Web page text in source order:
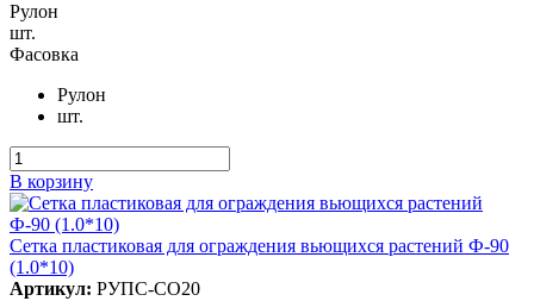
Рулон
шт.
Фасовка
Рулон
шт.
В корзину
Сетка пластиковая для ограждения вьющихся растений Ф-90
(1.0*10)
Артикул: РУПС-СО20